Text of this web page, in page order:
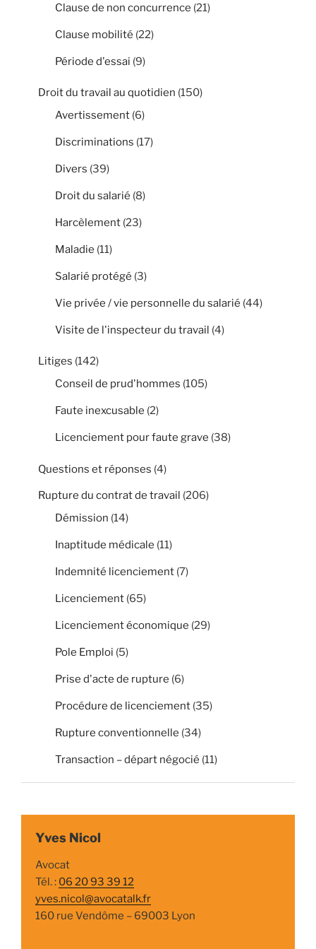
Clause de non concurrence (21)
Clause mobilité (22)
Période d'essai (9)
Droit du travail au quotidien (150)
Avertissement (6)
Discriminations (17)
Divers (39)
Droit du salarié (8)
Harcèlement (23)
Maladie (11)
Salarié protégé (3)
Vie privée / vie personnelle du salarié (44)
Visite de l'inspecteur du travail (4)
Litiges (142)
Conseil de prud'hommes (105)
Faute inexcusable (2)
Licenciement pour faute grave (38)
Questions et réponses (4)
Rupture du contrat de travail (206)
Démission (14)
Inaptitude médicale (11)
Indemnité licenciement (7)
Licenciement (65)
Licenciement économique (29)
Pole Emploi (5)
Prise d'acte de rupture (6)
Procédure de licenciement (35)
Rupture conventionnelle (34)
Transaction – départ négocié (11)
Yves Nicol
Avocat
Tél. : 06 20 93 39 12
yves.nicol@avocatalk.fr
160 rue Vendôme – 69003 Lyon